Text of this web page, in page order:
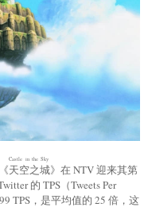
天空之城
Castle in the Sky
》在 NTV 迎来其第
的 TPS（Tweets Per
TPS，是平均值的 25 倍，这